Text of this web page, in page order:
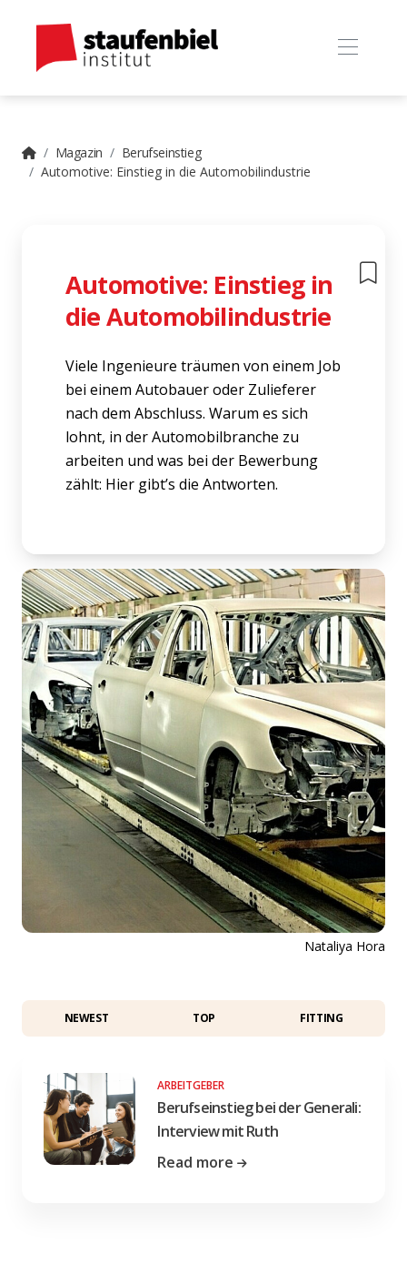
Magazin
Berufseinstieg
Automotive: Einstieg in die Automobilindustrie
Automotive: Einstieg in
die Automobilindustrie
Viele Ingenieure träumen von einem Job
bei einem Autobauer oder Zulieferer
nach dem Abschluss. Warum es sich
lohnt, in der Automobilbranche zu
arbeiten und was bei der Bewerbung
zählt: Hier gibt’s die Antworten.
Nataliya Hora
NEWEST TOP FITTING
ARBEITGEBER
Berufseinstieg bei der Generali:
Interview mit Ruth
Read more